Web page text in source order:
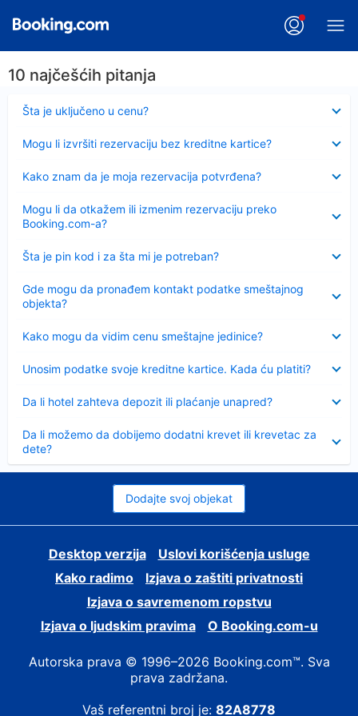
10 najčešćih pitanja
Šta je uključeno u cenu?
Sažeto
Mogu li izvršiti rezervaciju bez kreditne kartice?
Kako znam da je moja rezervacija potvrđena?
Mogu li da otkažem ili izmenim rezervaciju preko
Booking.com-a?
Šta je pin kod i za šta mi je potreban?
Sažeto
Gde mogu da pronađem kontakt podatke smeštajnog
objekta?
Kako mogu da vidim cenu smeštajne jedinice?
Unosim podatke svoje kreditne kartice. Kada ću platiti?
Da li hotel zahteva depozit ili plaćanje unapred?
Da li možemo da dobijemo dodatni krevet ili krevetac za
dete?
Dodajte svoj objekat
Desktop verzija
Uslovi korišćenja usluge
Kako radimo
Izjava o zaštiti privatnosti
Izjava o savremenom ropstvu
Izjava o ljudskim pravima
О Booking.com-u
Autorska prava © 1996–2026 Booking.com™. Sva
prava zadržana.
Vaš referentni broj je: 82A8778